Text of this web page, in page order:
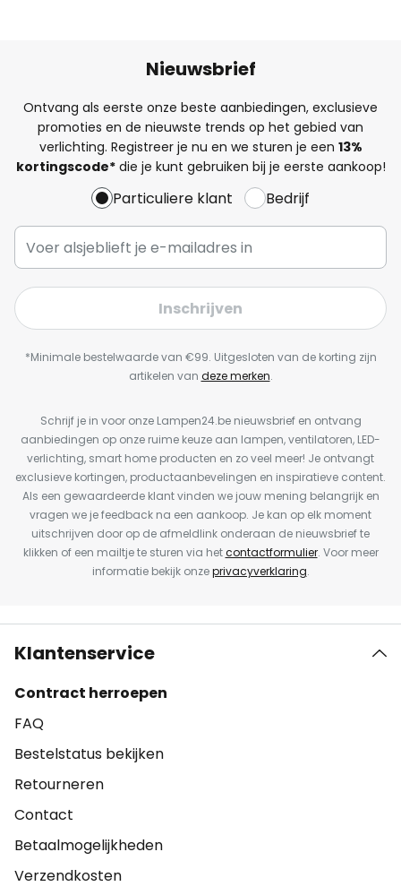
Nieuwsbrief
Ontvang als eerste onze beste aanbiedingen, exclusieve
promoties en de nieuwste trends op het gebied van
verlichting. Registreer je nu en we sturen je een 13%
kortingscode*die je kunt gebruiken bij je eerste aankoop!
Particuliere klant Bedrijf
Inschrijven
*Minimale bestelwaarde van €99. Uitgesloten van de korting zijn
artikelen van deze merken.
Schrijf je in voor onze Lampen24.be nieuwsbrief en ontvang
aanbiedingen op onze ruime keuze aan lampen, ventilatoren, LED-
verlichting, smart home producten en zo veel meer! Je ontvangt
exclusieve kortingen, productaanbevelingen en inspiratieve content.
Als een gewaardeerde klant vinden we jouw mening belangrijk en
vragen we je feedback na een aankoop. Je kan op elk moment
uitschrijven door op de afmeldlink onderaan de nieuwsbrief te
klikken of een mailtje te sturen via hetcontactformulier. Voor meer
informatie bekijk onzeprivacyverklaring.
Klantenservice
Contract herroepen
FAQ
Bestelstatus bekijken
Retourneren
Contact
Betaalmogelijkheden
Verzendkosten